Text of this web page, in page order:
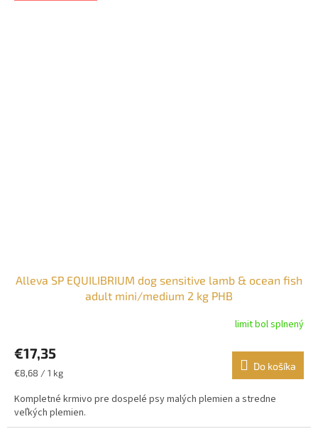
Alleva SP EQUILIBRIUM dog sensitive lamb & ocean fish
adult mini/medium 2 kg PHB
limit bol splnený
€17,35
Jednotková
€8,68 / 1 kg
Do košíka
Kompletné krmivo pre dospelé psy malých plemien a stredne
veľkých plemien.